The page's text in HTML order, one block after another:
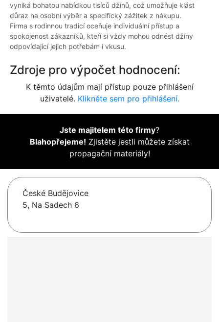
vyniká bohatou nabídkou tisíců džínů, což umožňuje klást
důraz na osobní výběr a specifický zážitek z nákupu.
Firma s rodinnou tradicí oceňuje individuální přístup a
spokojenost zákazníků, kteří si vždy mohou odnést džíny
odpovídající jejich potřebám i vkusu.
Zdroje pro výpočet hodnocení:
K těmto údajům mají přístup pouze přihlášení
uživatelé. Klikněte sem pro přihlášení.
Jste majitelem této firmy?
Blahopřejeme! Zjistěte jestli můžete získat
propagační materiály!
České Budějovice
5, Na Sadech 6